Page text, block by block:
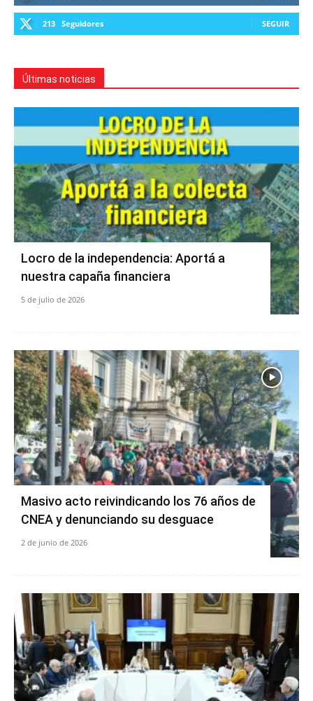
213 Seguidores SEGUIR
Últimas noticias
Locro de la independencia: Aportá a
nuestra capaña financiera
5 de julio de 2026
Masivo acto reivindicando los 76 años de
CNEA y denunciando su desguace
2 de junio de 2026